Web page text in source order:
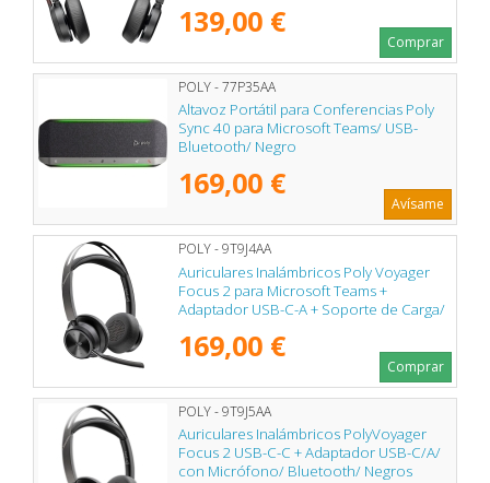
139,00 €
Comprar
POLY - 77P35AA
Altavoz Portátil para Conferencias Poly
Sync 40 para Microsoft Teams/ USB-
Bluetooth/ Negro
169,00 €
Avísame
POLY - 9T9J4AA
Auriculares Inalámbricos Poly Voyager
Focus 2 para Microsoft Teams +
Adaptador USB-C-A + Soporte de Carga/
169,00 €
Comprar
POLY - 9T9J5AA
Auriculares Inalámbricos PolyVoyager
Focus 2 USB-C-C + Adaptador USB-C/A/
con Micrófono/ Bluetooth/ Negros